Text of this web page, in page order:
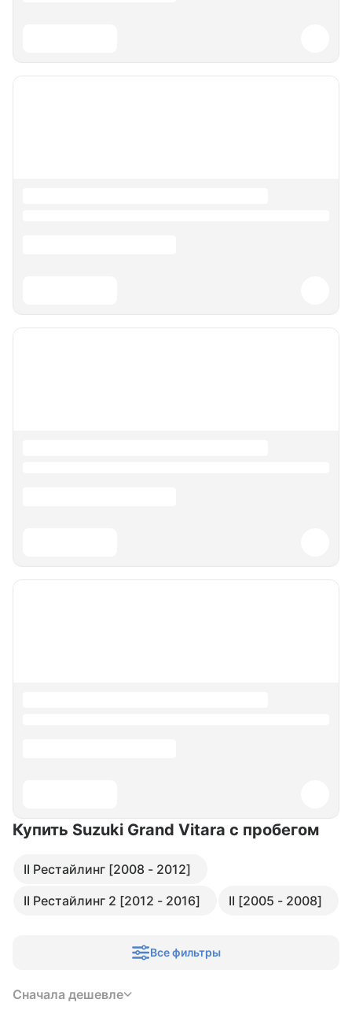
Купить Suzuki Grand Vitara с пробегом
II Рестайлинг [2008 - 2012]
II Рестайлинг 2 [2012 - 2016]
II [2005 - 2008]
Все фильтры
Сначала дешевле